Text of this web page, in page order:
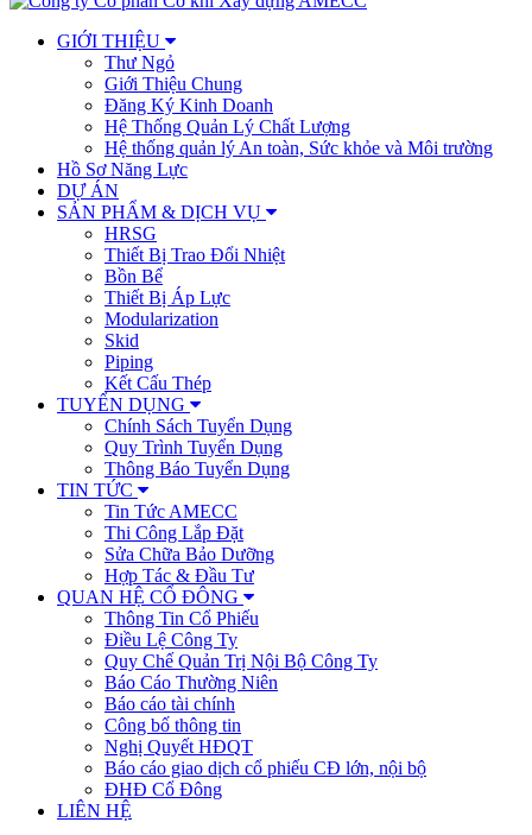
GIỚI THIỆU
Thư Ngỏ
Giới Thiệu Chung
Đăng Ký Kinh Doanh
Hệ Thống Quản Lý Chất Lượng
Hệ thống quản lý An toàn, Sức khỏe và Môi trường
Hồ Sơ Năng Lực
DỰ ÁN
SẢN PHẨM & DỊCH VỤ
HRSG
Thiết Bị Trao Đổi Nhiệt
Bồn Bể
Thiết Bị Áp Lực
Modularization
Skid
Piping
Kết Cấu Thép
TUYỂN DỤNG
Chính Sách Tuyển Dụng
Quy Trình Tuyển Dụng
Thông Báo Tuyển Dụng
TIN TỨC
Tin Tức AMECC
Thi Công Lắp Đặt
Sửa Chữa Bảo Dưỡng
Hợp Tác & Đầu Tư
QUAN HỆ CỔ ĐÔNG
Thông Tin Cổ Phiếu
Điều Lệ Công Ty
Quy Chế Quản Trị Nội Bộ Công Ty
Báo Cáo Thường Niên
Báo cáo tài chính
Công bố thông tin
Nghị Quyết HĐQT
Báo cáo giao dịch cổ phiếu CĐ lớn, nội bộ
ĐHĐ Cổ Đông
LIÊN HỆ